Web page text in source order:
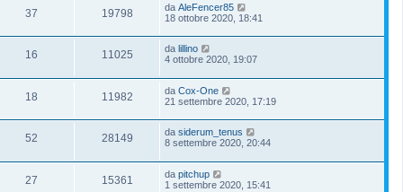
37 19798 da AleFencer85
18 ottobre 2020, 18:41
16 11025 da lillino
4 ottobre 2020, 19:07
18 11982 da Cox-One
21 settembre 2020, 17:19
52 28149 da siderum_tenus
8 settembre 2020, 20:44
27 15361 da pitchup
1 settembre 2020, 15:41